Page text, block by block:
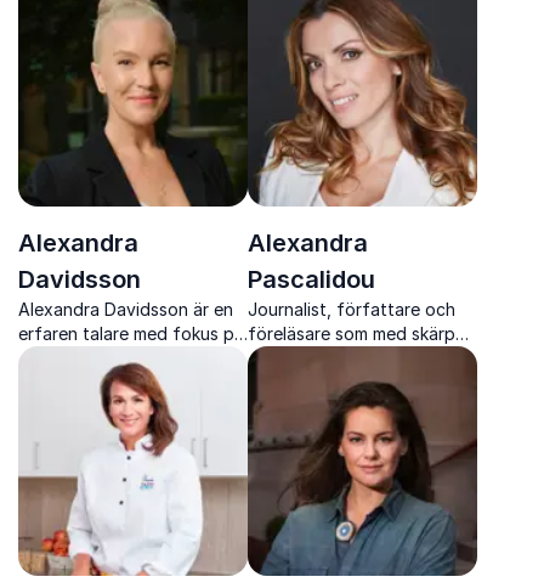
mental balans och
arbetsglädje.
organisationspsykologi. I tre
år har hon drivit Sveriges
största psykologipodd:
Lyckopodden.
Alexandra
Davidsson
Alexandra Davidsson är en
erfaren talare med fokus på
självledarskap, mänsklig
hållbarhet och omställning i
Alexandra
Pascalidou
Journalist, författare och
föreläsare som med skärpa,
värme och erfarenhet
engagerar publiken i
samhällsfrågor som berör.